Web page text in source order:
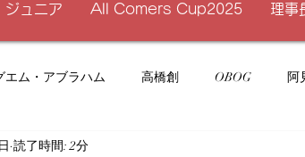
ジュニア All Comers Cup2025 理事
エム・アブラハム 高橋創 OBOG 阿
ンディング
読了時間: 2分